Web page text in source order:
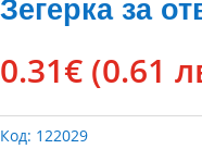
Зегерка за
0.31€ (0.61
Код: 122029